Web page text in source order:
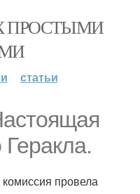
ПРОСТЫМИ
статьи
Геракла.
провела